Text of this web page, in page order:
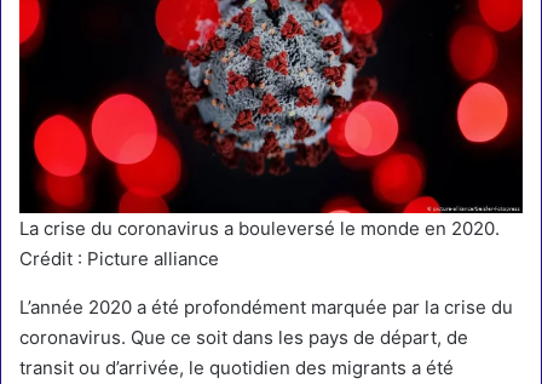
La crise du coronavirus a bouleversé le monde en 2020.
Crédit : Picture alliance
L’année 2020 a été profondément marquée par la crise du
coronavirus. Que ce soit dans les pays de départ, de
transit ou d’arrivée, le quotidien des migrants a été